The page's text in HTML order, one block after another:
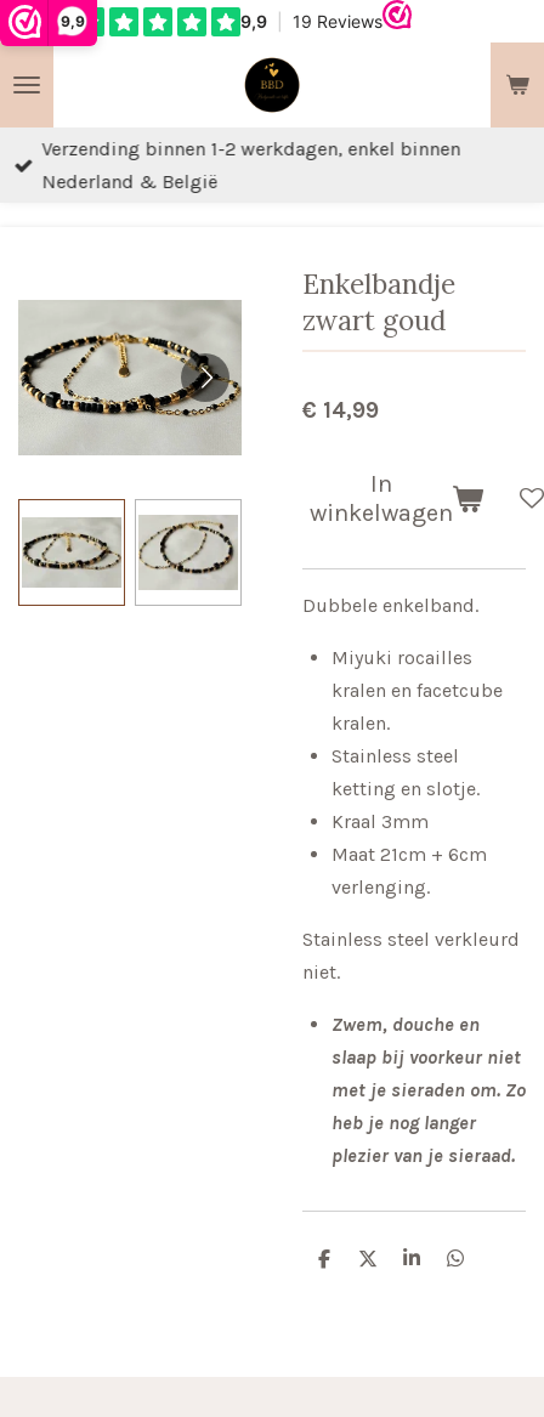
9,9
Ga
naar
de
hoofdinhoud
Verzending binnen 1-2 werkdagen, enkel binnen
Nederland & België
Enkelbandje
zwart goud
€ 14,99
In
winkelwagen
Dubbele enkelband.
Miyuki rocailles
kralen en facetcube
kralen.
Stainless steel
ketting en slotje.
Kraal 3mm
Maat 21cm + 6cm
verlenging.
Stainless steel verkleurd
niet.
Zwem, douche en
slaap bij voorkeur niet
met je sieraden om. Zo
heb je nog langer
plezier van je sieraad.
D
D
S
D